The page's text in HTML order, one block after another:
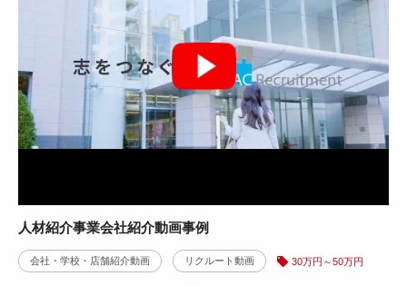
人材紹介事業会社紹介動画事例
会社・学校・店舗紹介動画 リクルート動画 30万円～50万円